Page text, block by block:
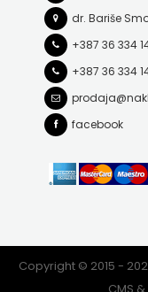
HNŽ
V.B.Z.
VERBUM
VORTO
ZNANJE
dr. Bariše
+387 36 334
+387 36 334
facebook
Copyright © 2015 -